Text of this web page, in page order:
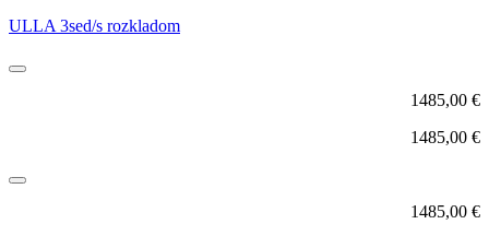
ULLA 3sed/s rozkladom
1485,00 €
1485,00 €
1485,00 €